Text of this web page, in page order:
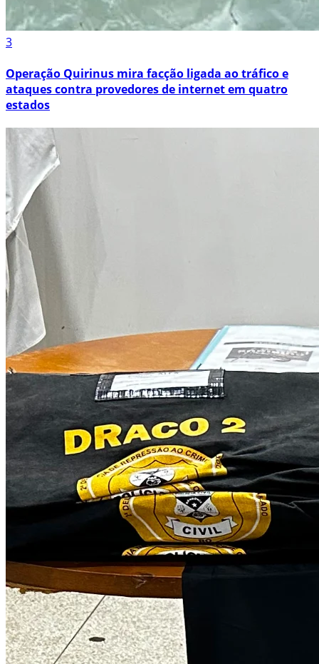
3
Operação Quirinus mira facção ligada ao tráfico e
ataques contra provedores de internet em quatro
estados